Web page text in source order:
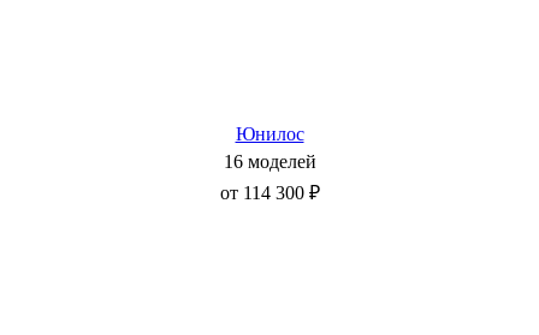
Юнилос
16 моделей
от 114 300 ₽